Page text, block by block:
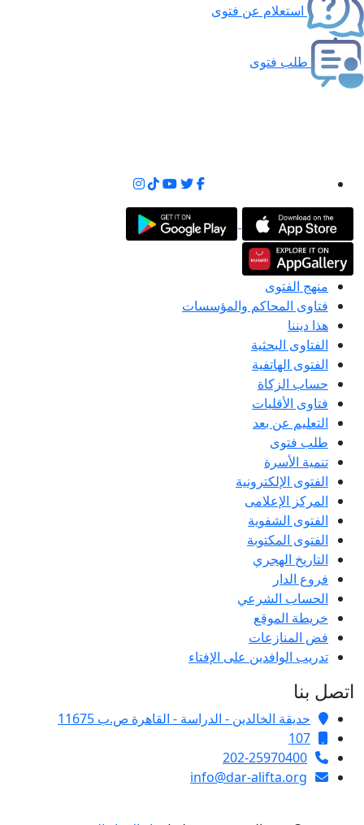
استعلام عن فتوى
طلب فتوى
منهج الفتوى
فتاوى المحاكم والمؤسسات
هذا ديننا
الفتاوى البحثية
الفتوى الهاتفية
حساب الزكاة
فتاوى الأقليات
التعليم عن بعد
طلب فتوى
تنمية الأسرة
الفتوى الإلكترونية
المركز الإعلامى
الفتوى الشفوية
الفتوى المكتوبة
التاريخ الهجري
فروع الدار
الحساب الشرعي
خريطة الموقع
فض المنازعات
تدريب الوافدين على الإفتاء
اتصل بنا
حديقة الخالدين - الدراسة - القاهرة ص.ب 11675
107
202-25970400
info@dar-alifta.org